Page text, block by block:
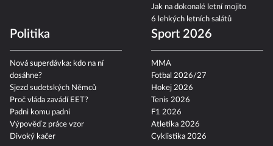
Jak na dokonalé letní mojito
6 lehkých letních salátů
Politika
Nová superdávka: kdo na ní
dosáhne?
Sjezd sudetských Němců
Proč vláda zavádí EET?
Padni komu padni
Výpověď z práce vzor
Divoký kačer
Sport 2026
MMA
Fotbal 2026/27
Hokej 2026
Tenis 2026
F1 2026
Atletika 2026
Cyklistika 2026